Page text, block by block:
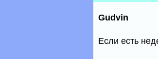
Gudvin
Если есть